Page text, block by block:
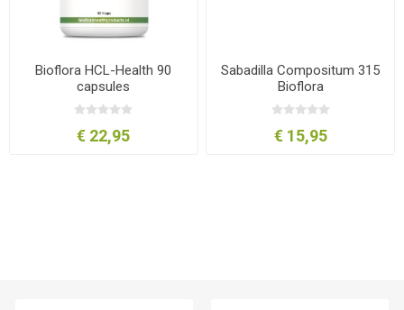
Bioflora HCL-Health 90
capsules
€ 22,95
Sabadilla Compositum 315
Bioflora
€ 15,95